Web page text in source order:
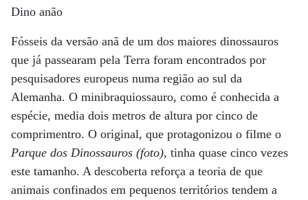
Dino anão
Fósseis da versão anã de um dos maiores dinossauros
que já passearam pela Terra foram encontrados por
pesquisadores europeus numa região ao sul da
Alemanha. O minibraquiossauro, como é conhecida a
espécie, media dois metros de altura por cinco de
comprimentro. O original, que protagonizou o filme o
Parque dos Dinossauros (foto), tinha quase cinco vezes
este tamanho. A descoberta reforça a teoria de que
animais confinados em pequenos territórios tendem a